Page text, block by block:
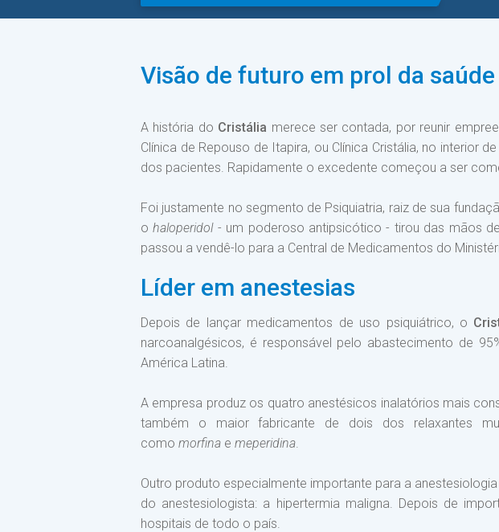
Visão de futuro em prol da saúde
A história do Cristália merece ser contada, por reunir
Clínica de Repouso de Itapira, ou Clínica Cristália, no interior
dos pacientes. Rapidamente o excedente começou a ser
Foi justamente no segmento de Psiquiatria, raiz de sua
ohaloperidol- um poderoso antipsicótico - tirou das mãos
passou a vendê-lo para a Central de Medicamentos do
Líder em anestesias
Depois de lançar medicamentos de uso psiquiátrico, o
narcoanalgésicos, é responsável pelo abastecimento de
América Latina.
A empresa produz os quatro anestésicos inalatórios mais
também o maior fabricante de dois dos relaxantes
como morfina e meperidina.
Outro produto especialmente importante para a
do anestesiologista: a hipertermia maligna. Depois de
hospitais de todo o país.